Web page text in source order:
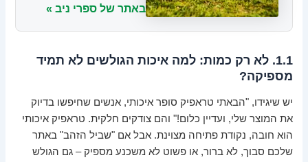
באתר של ספרי ניב »
1.1. לא רק כמות: למה איכות הגולשים לא תמיד
מספיקה?
יש שיגידו, "הבאתי טראפיק סופר איכותי, אנשים שחיפשו בדיוק
את המוצר שלי, ועדיין כלום!" והם צודקים חלקית. טראפיק איכותי
הוא חובה, נקודת פתיחה מצוינת. אבל אם "שביל הזהב" באתר
שלכם סבוך, לא ברור, או פשוט לא משכנע מספיק – גם הגולש